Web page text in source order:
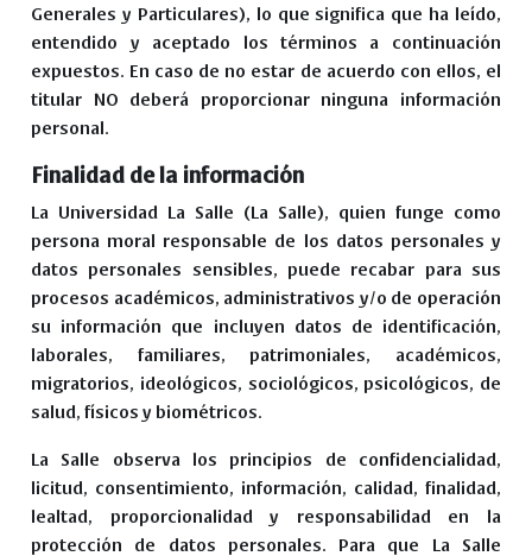
Generales y Particulares), lo que significa que ha leído,
entendido y aceptado los términos a continuación
expuestos. En caso de no estar de acuerdo con ellos, el
titular NO deberá proporcionar ninguna información
personal.
Finalidad de la información
La Universidad La Salle (La Salle), quien funge como
persona moral responsable de los datos personales y
datos personales sensibles, puede recabar para sus
procesos académicos, administrativos y/o de operación
su información que incluyen datos de identificación,
laborales, familiares, patrimoniales, académicos,
migratorios, ideológicos, sociológicos, psicológicos, de
salud, físicos y biométricos.
La Salle observa los principios de confidencialidad,
licitud, consentimiento, información, calidad, finalidad,
lealtad, proporcionalidad y responsabilidad en la
protección de datos personales. Para que La Salle